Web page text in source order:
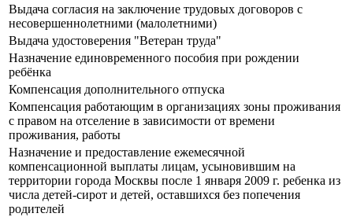
Выдача согласия на заключение трудовых договоров с
несовершеннолетними (малолетними)
Выдача удостоверения "Ветеран труда"
Назначение единовременного пособия при рождении
ребёнка
Компенсация дополнительного отпуска
Компенсация работающим в организациях зоны проживания
с правом на отселение в зависимости от времени
проживания, работы
Назначение и предоставление ежемесячной
компенсационной выплаты лицам, усыновившим на
территории города Москвы после 1 января 2009 г. ребенка из
числа детей-сирот и детей, оставшихся без попечения
родителей